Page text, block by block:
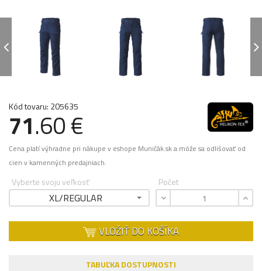
Kód tovaru: 205635
71.60 €
Cena platí výhradne pri nákupe v eshope Muničák.sk a môže sa odlišovať od
cien v kamenných predajniach.
Vyberte svoju veľkosť
XL/REGULAR
Počet
VLOŽIŤ DO KOŠÍKA
TABUĽKA DOSTUPNOSTI